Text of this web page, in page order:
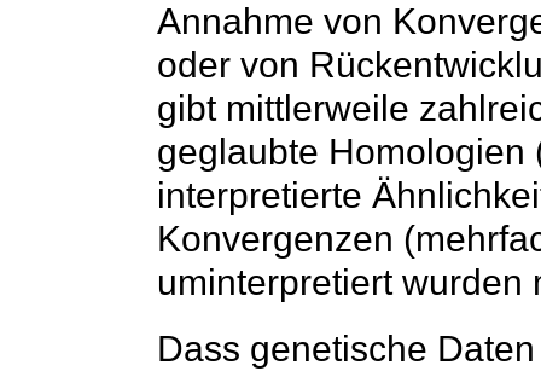
Annahme von
oder von
gibt mittlerweile
geglaubte Homologien
interpretierte
Konvergenzen
uminterpretiert wurden
Dass genetische